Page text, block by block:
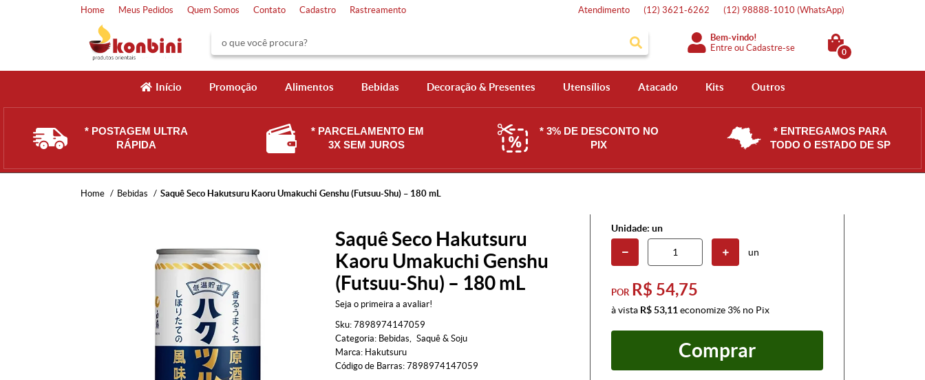
Home Meus Pedidos Quem Somos Contato Cadastro Rastreamento Atendimento (12) 3621-6262 (12) 98888-1010 (WhatsApp)
Bem-vindo!
Entre ouCadastre-se 0
Início Promoção Alimentos Bebidas Decoração & Presentes Utensílios Atacado Kits Outros
* POSTAGEM ULTRA
RÁPIDA
* PARCELAMENTO EM
3X SEM JUROS
* 3% DE DESCONTO NO
PIX
* ENTREGAMOS PARA
TODO O ESTADO DE SP
Home Bebidas Saquê Seco Hakutsuru Kaoru Umakuchi Genshu (Futsuu-Shu) – 180 mL
Saquê Seco Hakutsuru
Kaoru Umakuchi Genshu
(Futsuu-Shu) – 180 mL
Seja o primeira a avaliar!
Sku: 7898974147059
Categoria: Bebidas
Saquê & Soju
Marca: Hakutsuru
Código de Barras: 7898974147059
Unidade: un
un
POR R$ 54,75
à vista R$ 53,11 economize 3% no Pix
Comprar